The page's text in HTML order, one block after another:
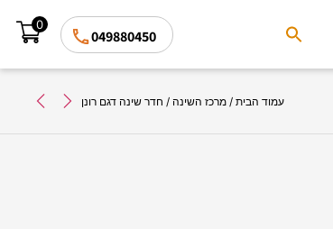
Search
for:
049880450
0
עמוד הבית / מרכז השינה / חדר שינה דגם רונן